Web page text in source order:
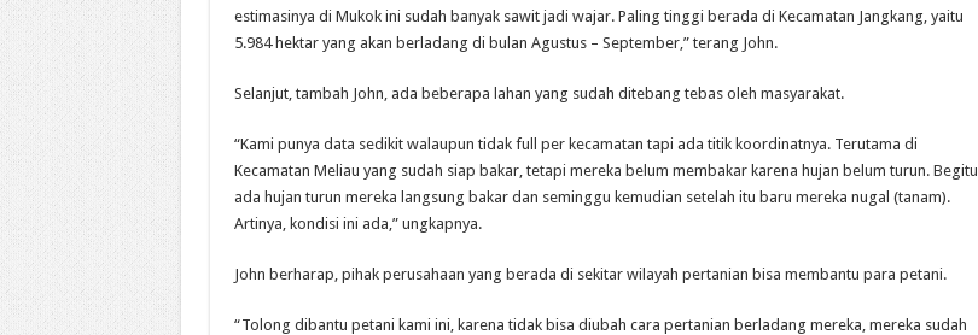
estimasinya di Mukok ini sudah banyak sawit jadi wajar. Paling tinggi berada di Kecamatan Jangkang, yaitu
5.984 hektar yang akan berladang di bulan Agustus – September,” terang John.
Selanjut, tambah John, ada beberapa lahan yang sudah ditebang tebas oleh masyarakat.
“Kami punya data sedikit walaupun tidak full per kecamatan tapi ada titik koordinatnya. Terutama di
Kecamatan Meliau yang sudah siap bakar, tetapi mereka belum membakar karena hujan belum turun. Begitu
ada hujan turun mereka langsung bakar dan seminggu kemudian setelah itu baru mereka nugal (tanam).
Artinya, kondisi ini ada,” ungkapnya.
John berharap, pihak perusahaan yang berada di sekitar wilayah pertanian bisa membantu para petani.
“Tolong dibantu petani kami ini, karena tidak bisa diubah cara pertanian berladang mereka, mereka sudah